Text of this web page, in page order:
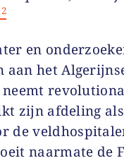
en
aan het
zijn afdeling als
de
naarmate de